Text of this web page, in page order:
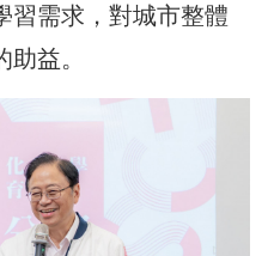
習需求，對城市整體
益。